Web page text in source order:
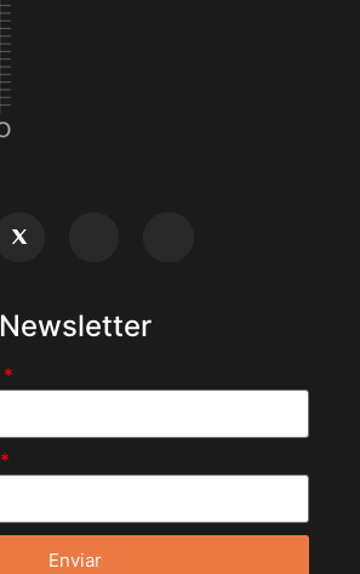
Newsletter
Enviar